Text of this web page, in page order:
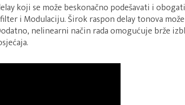
koji se može beskonačno podešavati i
i Modulaciju. Širok raspon delay tonova
nelinearni način rada omogućuje brže